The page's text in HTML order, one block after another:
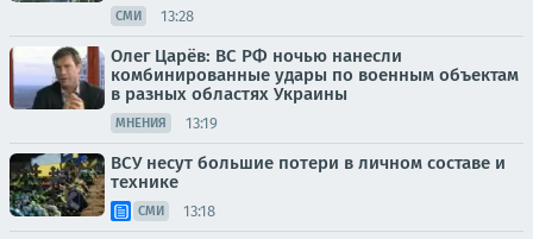
СМИ 13:28
Олег Царёв: ВС РФ ночью нанесли
комбинированные удары по военным объектам
в разных областях Украины
МНЕНИЯ 13:19
ВСУ несут большие потери в личном составе и
технике
СМИ 13:18